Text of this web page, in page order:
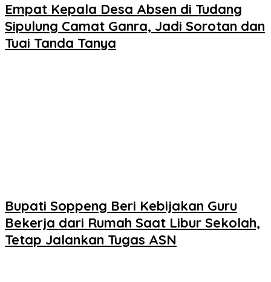
Empat Kepala Desa Absen di Tudang
Sipulung Camat Ganra, Jadi Sorotan dan
Tuai Tanda Tanya
Bupati Soppeng Beri Kebijakan Guru
Bekerja dari Rumah Saat Libur Sekolah,
Tetap Jalankan Tugas ASN